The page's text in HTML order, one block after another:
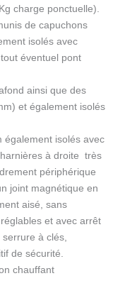
charge ponctuelle).
de capuchons
isolés avec
éventuel pont
ainsi que des
et également isolés
également isolés avec
à droite très
périphérique
joint magnétique en
aisé, sans
et avec arrêt
à clés,
de sécurité.
chauffant